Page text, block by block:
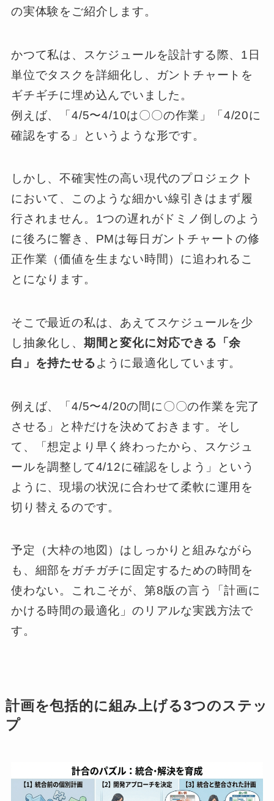
の実体験をご紹介します。
かつて私は、スケジュールを設計する際、1日
単位でタスクを詳細化し、ガントチャートを
ギチギチに埋め込んでいました。
例えば、「4/5〜4/10は〇〇の作業」「4/20に
確認をする」というような形です。
しかし、不確実性の高い現代のプロジェクト
において、このような細かい線引きはまず履
行されません。1つの遅れがドミノ倒しのよう
に後ろに響き、PMは毎日ガントチャートの修
正作業（価値を生まない時間）に追われるこ
とになります。
そこで最近の私は、あえてスケジュールを少
し抽象化し、 期間と変化に対応できる「余
白」を持たせるように最適化しています。
例えば、「4/5〜4/20の間に〇〇の作業を完了
させる」と枠だけを決めておきます。そし
て、「想定より早く終わったから、スケジュ
ールを調整して4/12に確認をしよう」という
ように、現場の状況に合わせて柔軟に運用を
切り替えるのです。
予定（大枠の地図）はしっかりと組みながら
も、細部をガチガチに固定するための時間を
使わない。これこそが、第8版の言う「計画に
かける時間の最適化」のリアルな実践方法で
す。
計画を包括的に組み上げる3つのステッ
プ